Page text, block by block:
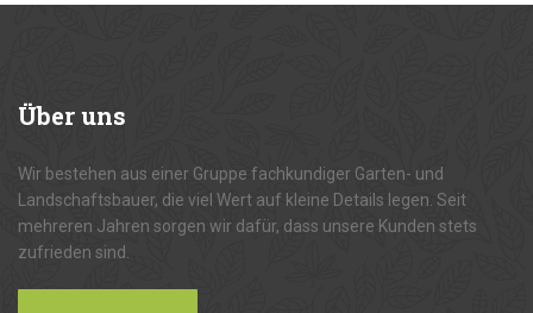
Überuns
Wir bestehen aus einer Gruppe fachkundiger Garten- und
Landschaftsbauer, die viel Wert auf kleine Details legen. Seit
mehreren Jahren sorgen wir dafür, dass unsere Kunden stets
zufrieden sind.